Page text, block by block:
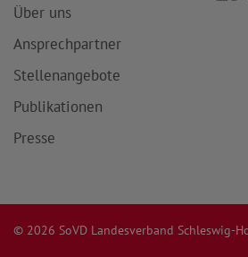
Über uns
Ansprechpartner
Stellenangebote
Publikationen
Presse
© 2026 SoVD Landesverband Schleswig-